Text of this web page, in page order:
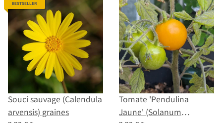
BESTSELLER
Souci sauvage (Calendula
arvensis) graines
Tomate 'Pendulina
Jaune' (Solanum